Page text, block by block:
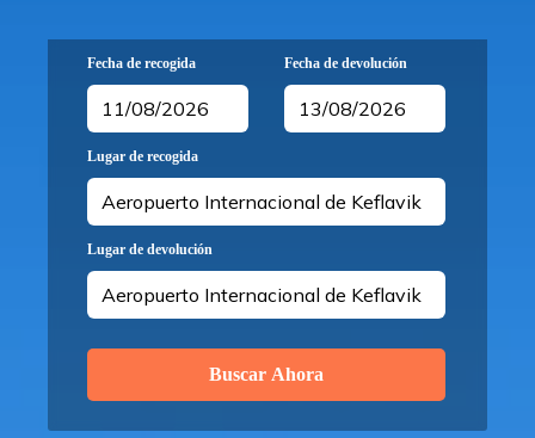
Fecha de recogida Fecha de devolución
Lugar de recogida
Lugar de devolución
Buscar Ahora